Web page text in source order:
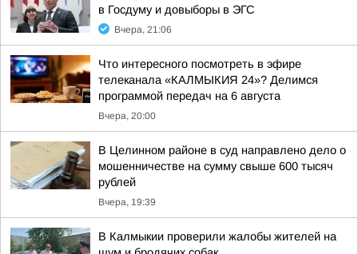
в Госдуму и довыборы в ЭГС
Вчера, 21:06
Что интересного посмотреть в эфире
телеканала «КАЛМЫКИЯ 24»? Делимся
программой передач на 6 августа
Вчера, 20:00
В Целинном районе в суд направлено дело о
мошенничестве на сумму свыше 600 тысяч
рублей
Вчера, 19:39
В Калмыкии проверили жалобы жителей на